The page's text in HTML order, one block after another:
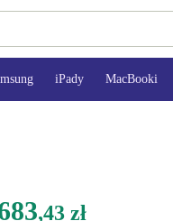
iPady MacBooki
,43 zł